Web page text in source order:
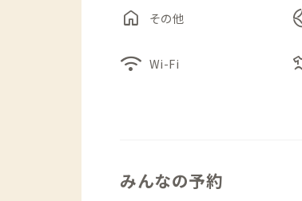
407号室の洋室にはデスクと
バルコニーには人工芝や木の
home その他
wifi Wi-Fi
みんなの予約